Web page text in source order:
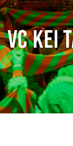
VC Kei